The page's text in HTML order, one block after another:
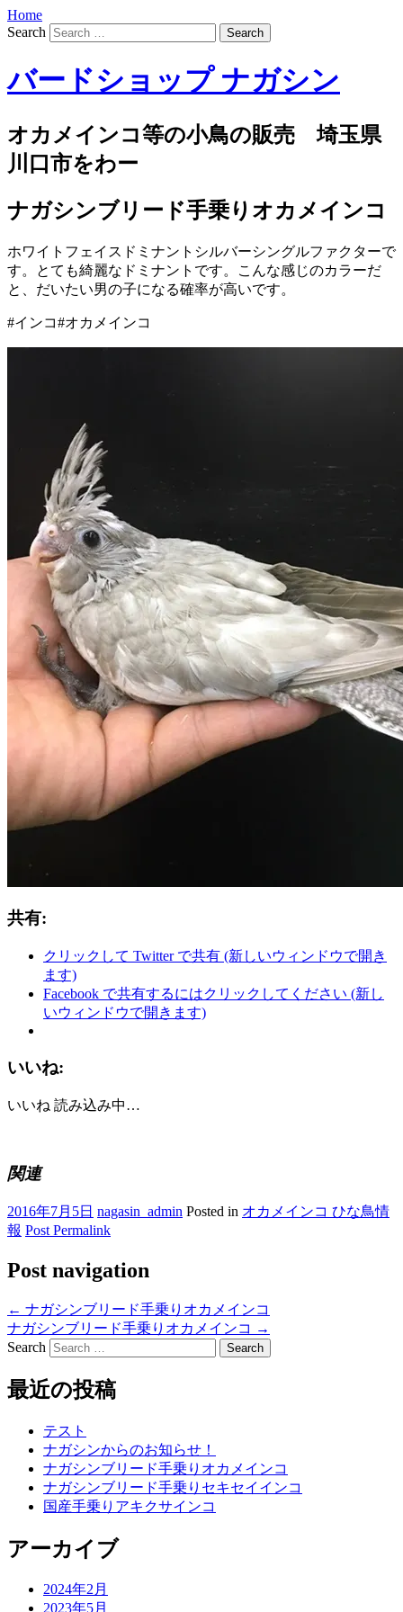
Home
Search
バードショップ ナガシン
オカメインコ等の小鳥の販売 埼玉県
川口市をわー
ナガシンブリード手乗りオカメインコ
ホワイトフェイスドミナントシルバーシングルファクターで
す。とても綺麗なドミナントです。こんな感じのカラーだ
と、だいたい男の子になる確率が高いです。
#インコ#オカメインコ
共有:
クリックして Twitter で共有 (新しいウィンドウで開き
ます)
Facebook で共有するにはクリックしてください (新し
いウィンドウで開きます)
いいね:
いいね 読み込み中…
関連
2016年7月5日 nagasin_admin Posted in オカメインコ ひな鳥情
報 Post Permalink
Post navigation
← ナガシンブリード手乗りオカメインコ
ナガシンブリード手乗りオカメインコ →
Search
最近の投稿
テスト
ナガシンからのお知らせ！
ナガシンブリード手乗りオカメインコ
ナガシンブリード手乗りセキセイインコ
国産手乗りアキクサインコ
アーカイブ
2024年2月
2023年5月